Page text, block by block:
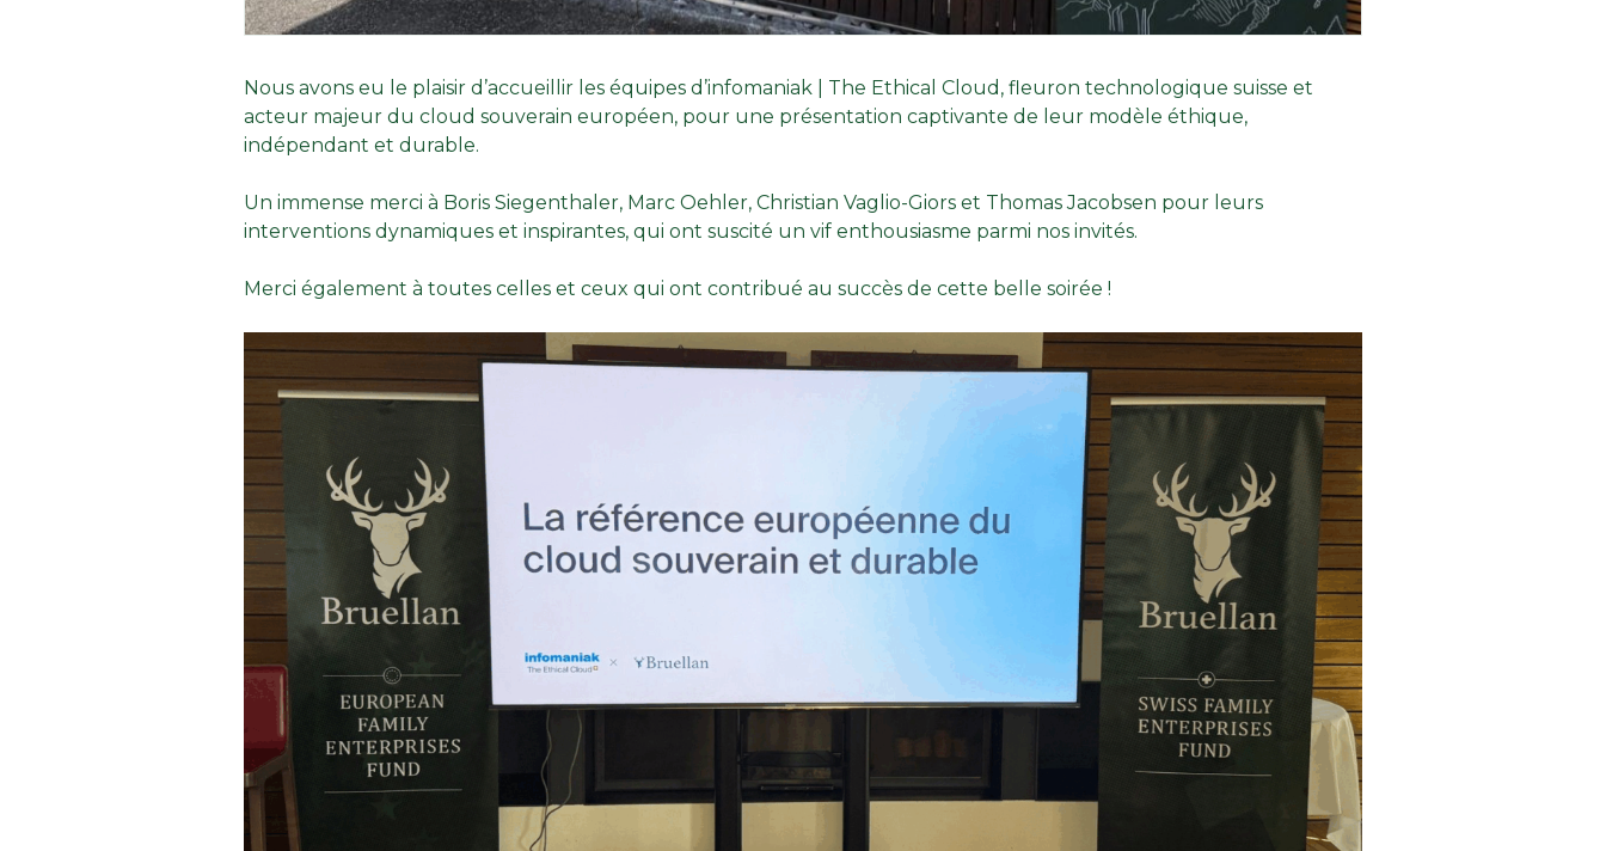
Nous avons eu le plaisir d’accueillir les équipes d’infomaniak | The Ethical Cloud , fleuron technologique suisse et
acteur majeur du cloud souverain européen, pour une présentation captivante de leur modèle éthique,
indépendant et durable.
Un immense merci à Boris Siegenthaler, Marc Oehler, Christian Vaglio-Giors et Thomas Jacobsen pour leurs
interventions dynamiques et inspirantes, qui ont suscité un vif enthousiasme parmi nos invités.
Merci également à toutes celles et ceux qui ont contribué au succès de cette belle soirée !